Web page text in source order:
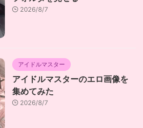
2026/8/7
アイドルマスター
アイドルマスターのエロ画像を
集めてみた
2026/8/7